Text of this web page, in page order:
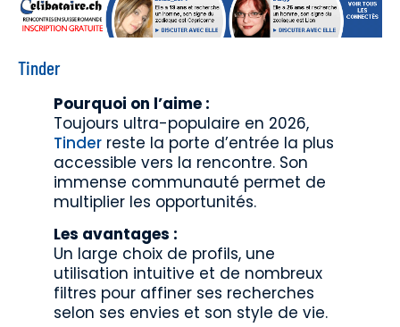
Tinder
Pourquoi on l’aime :
Toujours ultra-populaire en 2026,
Tinder reste la porte d’entrée la plus
accessible vers la rencontre. Son
immense communauté permet de
multiplier les opportunités.
Les avantages :
Un large choix de profils, une
utilisation intuitive et de nombreux
filtres pour affiner ses recherches
selon ses envies et son style de vie.